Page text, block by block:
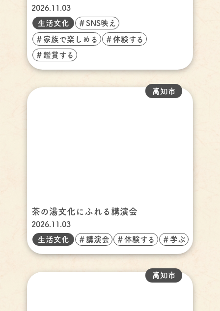
2026.11.03
生活文化
＃SNS映え
＃家族で楽しめる ＃体験する
＃鑑賞する
茶の湯文化にふれる講演会
高知市
2026.11.03
生活文化
＃講演会 ＃体験する ＃学ぶ
高知市